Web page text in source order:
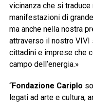
vicinanza che si
manifestazioni di
ma anche nella nostra
attraverso il nostro
cittadini e imprese che
campo dell’energia.»
“Fondazione Cariplo
legati ad arte e cultura,